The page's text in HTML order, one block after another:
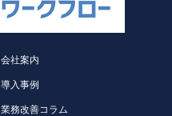
会社案内
導入事例
業務改善コラム